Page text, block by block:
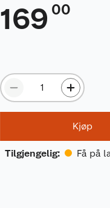
169 00
Kjøp
Tilgjengelig: Få på